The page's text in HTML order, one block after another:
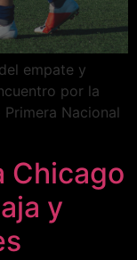
empate y
por la
Nacional
Chicago
y